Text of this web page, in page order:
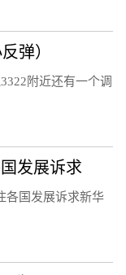
弹）
附近还有一个调
发展诉求
各国发展诉求新华